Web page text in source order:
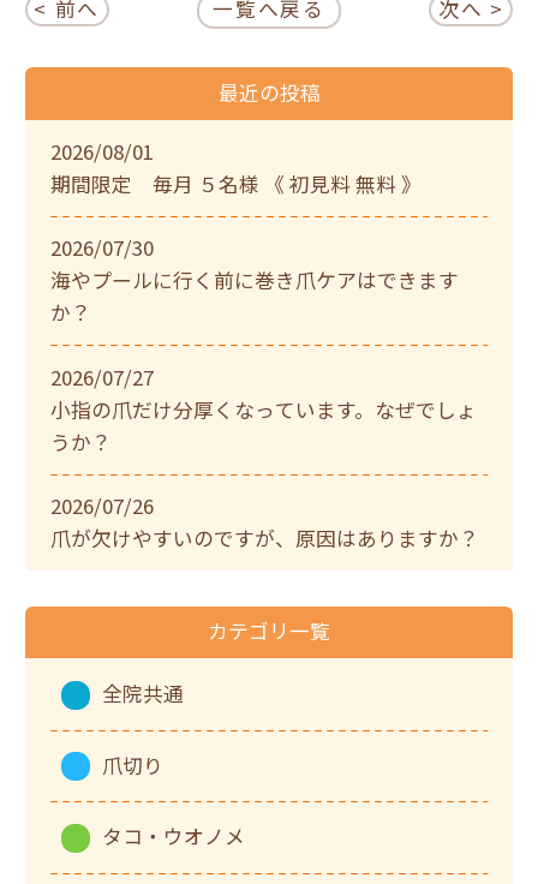
< 前へ 一覧へ戻る 次へ >
最近の投稿
2026/08/01
期間限定 毎月 ５名様 《 初見料 無料 》
2026/07/30
海やプールに行く前に巻き爪ケアはできます
か？
2026/07/27
小指の爪だけ分厚くなっています。なぜでしょ
うか？
2026/07/26
爪が欠けやすいのですが、原因はありますか？
カテゴリ一覧
全院共通
爪切り
タコ・ウオノメ